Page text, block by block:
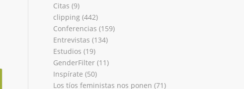
Citas (9)
clipping(442)
Conferencias (159)
Entrevistas (134)
Estudios (19)
GenderFilter(11)
Inspírate (50)
Los tíos feministas nos ponen (71)